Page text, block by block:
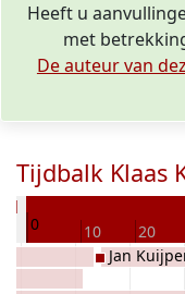
Heeft u
met
De auteur van
Tijdbalk Klaas
0 10 20
Jan